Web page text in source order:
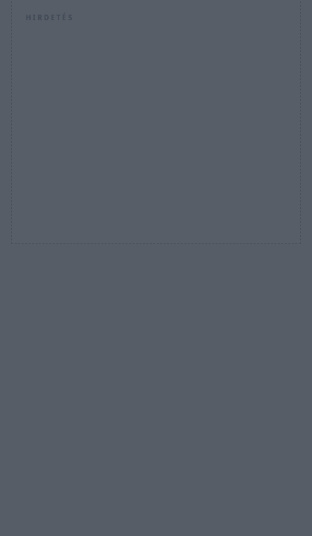
HIRDETÉS